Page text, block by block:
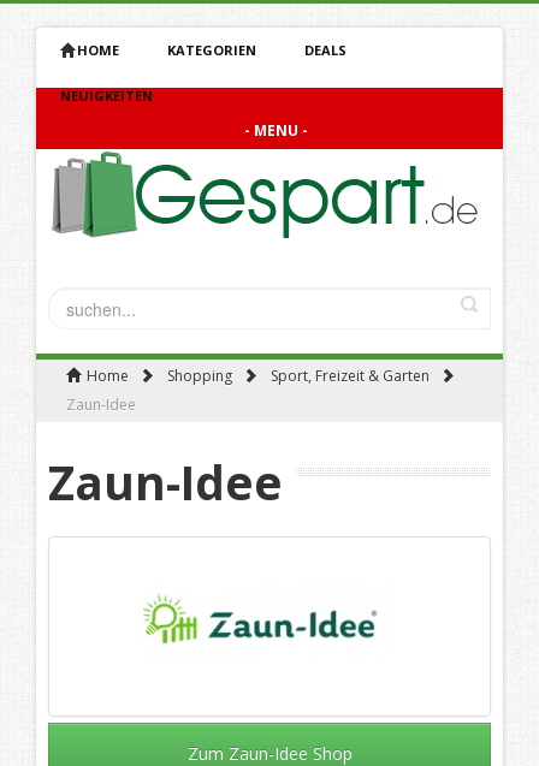
HOME KATEGORIEN DEALS
NEUIGKEITEN
- MENU -
Home Shopping
Sport, Freizeit & Garten
Zaun-Idee
Zaun-Idee
Zum Zaun-Idee Shop